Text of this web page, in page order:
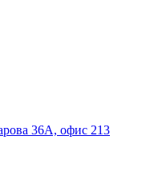
36А, офис 213